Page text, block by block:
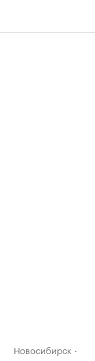
Новосибирск